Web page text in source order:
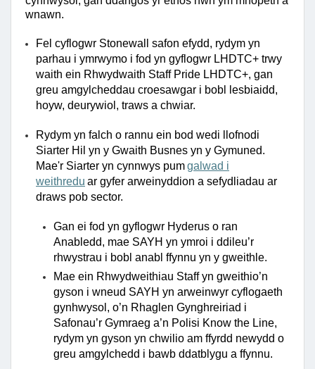
wnawn.
Fel cyflogwr Stonewall safon efydd, rydym yn
parhau i ymrwymo i fod yn gyflogwr LHDTC+ trwy
waith ein Rhwydwaith Staff Pride LHDTC+, gan
greu amgylcheddau croesawgar i bobl lesbiaidd,
hoyw, deurywiol, traws a chwiar.
Rydym yn falch o rannu ein bod wedi llofnodi
Siarter Hil yn y Gwaith Busnes yn y Gymuned.
Mae'r Siarter yn cynnwys pumgalwad i
weithredu ar gyfer arweinyddion a sefydliadau ar
draws pob sector.
Gan ei fod yn gyflogwr Hyderus o ran
Anabledd, mae SAYH yn ymroi i ddileu’r
rhwystrau i bobl anabl ffynnu yn y gweithle.
Mae ein Rhwydweithiau Staff yn gweithio’n
gyson i wneud SAYH yn arweinwyr cyflogaeth
gynhwysol, o’n Rhaglen Gynghreiriad i
Safonau’r Gymraeg a’n Polisi Know the Line,
rydym yn gyson yn chwilio am ffyrdd newydd o
greu amgylchedd i bawb ddatblygu a ffynnu.